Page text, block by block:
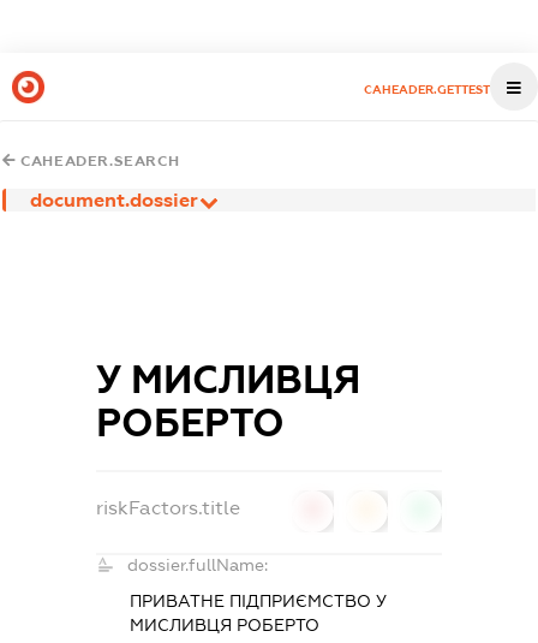
CAHEADER.GETTEST
CAHEADER.SEARCH
document.dossier
У МИСЛИВЦЯ
РОБЕРТО
riskFactors.title
dossier.fullName:
ПРИВАТНЕ ПІДПРИЄМСТВОУ
МИСЛИВЦЯ РОБЕРТО